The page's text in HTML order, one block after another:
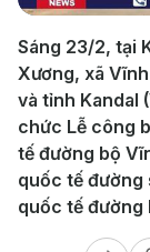
Sáng 23/2, tại
Xương, xã
và tỉnh Kandal
chức Lễ công
tế đường bộ
quốc tế đường
quốc tế đường